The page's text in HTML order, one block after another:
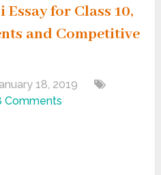
Essay for Class 10,
and Competitive
18, 2019
Comments